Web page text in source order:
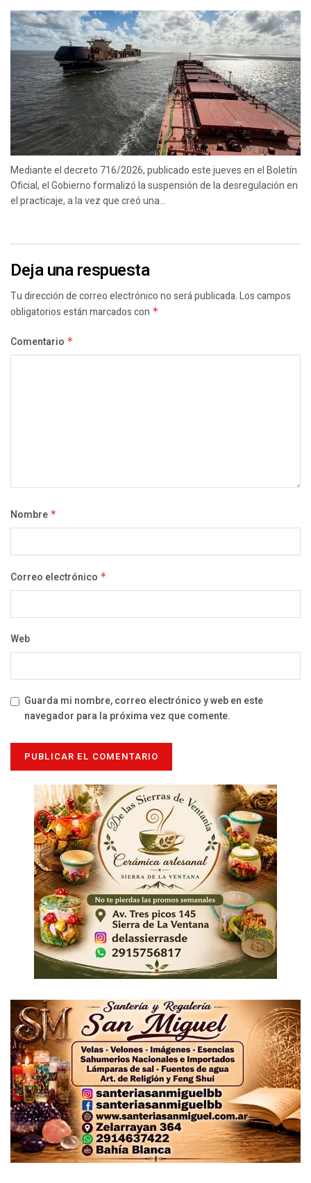
Mediante el decreto 716/2026, publicado este jueves en el Boletín
Oficial, el Gobierno formalizó la suspensión de la desregulación en
el practicaje, a la vez que creó una...
Deja una respuesta
Tu dirección de correo electrónico no será publicada.Los campos
obligatorios están marcados con *
Comentario *
Nombre *
Correo electrónico *
Web
Guarda mi nombre, correo electrónico y web en este
navegador para la próxima vez que comente.